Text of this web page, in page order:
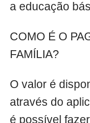
a educação
COMO É O
FAMÍLIA?
O valor é
através do
é possível